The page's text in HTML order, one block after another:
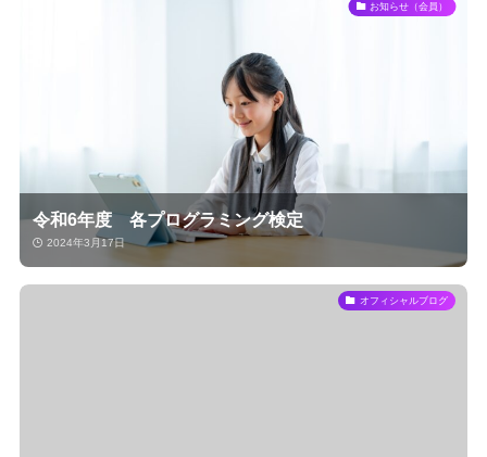
お知らせ（会員）
令和6年度 各プログラミング検定
2024年3月17日
オフィシャルブログ